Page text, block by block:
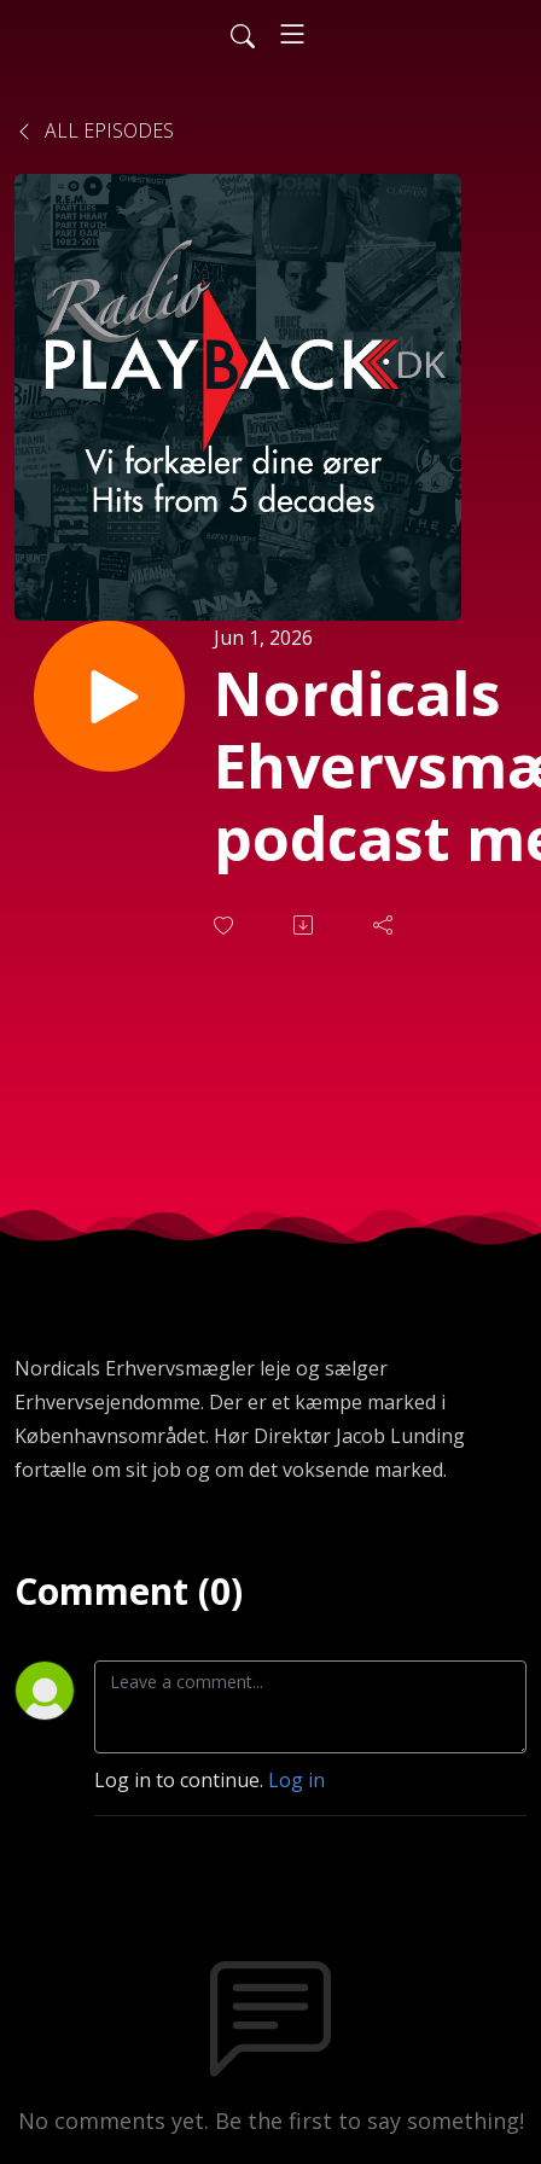
ALL EPISODES
Jun 1, 2026
Nordicals
podcast
Jacob
Nordicals Erhvervsmægler leje og sælger
Erhvervsejendomme. Der er et kæmpe marked i
Københavnsområdet. Hør Direktør Jacob Lunding
fortælle om sit job og om det voksende marked.
Comment (0)
Log in to continue. Log in
No comments yet. Be the first to say something!